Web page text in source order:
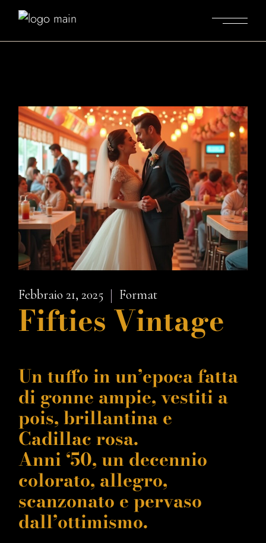
Febbraio 21, 2025 Format
Fifties Vintage
Un tuffo in un’epoca fatta
di gonne ampie, vestiti a
pois, brillantina e
Cadillac rosa.
Anni ‘50, un decennio
colorato, allegro,
scanzonato e pervaso
dall’ottimismo.